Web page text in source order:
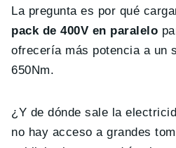
La pregunta es por qué
pack de 400V en paralelo
ofrecería más potencia a un
650Nm.
¿Y de dónde sale la
no hay acceso a grandes